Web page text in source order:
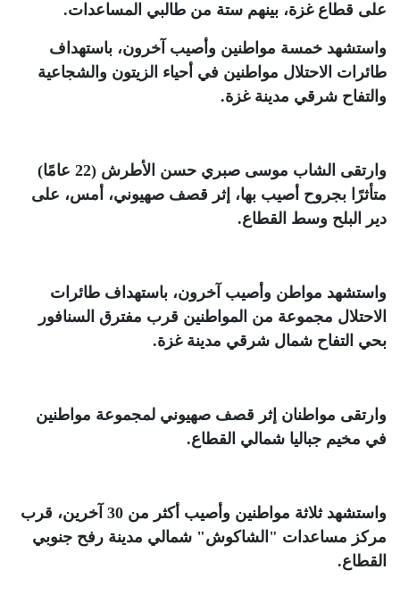
على قطاع غزة، بينهم ستة من طالبي المساعدات.
واستشهد خمسة مواطنين وأصيب آخرون، باستهداف
طائرات الاحتلال مواطنين في أحياء الزيتون والشجاعية
والتفاح شرقي مدينة غزة.
وارتقى الشاب موسى صبري حسن الأطرش (22 عامًا)
متأثرًا بجروح أصيب بها، إثر قصف صهيوني، أمس، على
دير البلح وسط القطاع.
واستشهد مواطن وأصيب آخرون، باستهداف طائرات
الاحتلال مجموعة من المواطنين قرب مفترق السنافور
بحي التفاح شمال شرقي مدينة غزة.
وارتقى مواطنان إثر قصف صهيوني لمجموعة مواطنين
في مخيم جباليا شمالي القطاع.
واستشهد ثلاثة مواطنين وأصيب أكثر من 30 آخرين، قرب
مركز مساعدات "الشاكوش" شمالي مدينة رفح جنوبي
القطاع.